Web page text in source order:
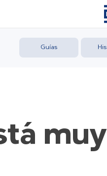
Guías